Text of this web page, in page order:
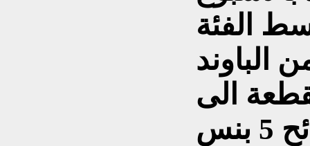
الفئة
الى